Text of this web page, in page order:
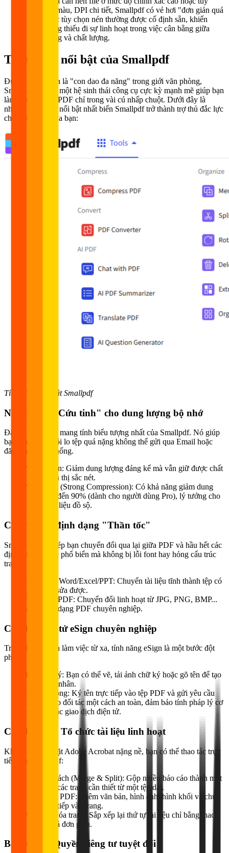
chỉnh dải màu, DPI chi tiết, Smallpdf có vẻ hơi "đơn giản quá
mức". Các tùy chọn nén thường được cố định sẵn, khiến
người dùng thiếu đi sự linh hoạt trong việc cân bằng giữa
dung lượng và chất lượng.
Tính năng nổi bật của Smallpdf
Được mệnh danh là "con dao đa năng" trong giới văn phòng,
Smallpdf sở hữu một hệ sinh thái công cụ cực kỳ mạnh mẽ giúp bạn
làm chủ mọi tệp PDF chỉ trong vài cú nhấp chuột. Dưới đây là
những tính năng nổi bật nhất biến Smallpdf trở thành trợ thủ đắc lực
cho công việc của bạn:
Tính năng nổi bật Smallpdf
Nén PDF – "Cứu tinh" cho dung lượng bộ nhớ
Đây là tính năng mang tính biểu tượng nhất của Smallpdf. Nó giúp
bạn giải quyết nỗi lo tệp quá nặng không thể gửi qua Email hoặc
đăng tải lên hệ thống.
Nén cơ bản: Giảm dung lượng đáng kể mà vẫn giữ được chất
lượng hiển thị sắc nét.
Nén mạnh (Strong Compression): Có khả năng giảm dung
lượng lên đến 90% (dành cho người dùng Pro), lý tưởng cho
các tệp tài liệu đồ sộ.
Chuyển đổi định dạng "Thần tốc"
Smallpdf cho phép bạn chuyển đổi qua lại giữa PDF và hầu hết các
định dạng Office phổ biến mà không bị lỗi font hay hỏng cấu trúc
trang:
PDF sang Word/Excel/PPT: Chuyển tài liệu tĩnh thành tệp có
thể chỉnh sửa được.
Ảnh sang PDF: Chuyển đổi linh hoạt từ JPG, PNG, BMP...
sang định dạng PDF chuyên nghiệp.
Chữ ký điện tử eSign chuyên nghiệp
Trong kỷ nguyên làm việc từ xa, tính năng eSign là một bước đột
phá:
Tạo chữ ký: Bạn có thể vẽ, tải ảnh chữ ký hoặc gõ tên để tạo
chữ ký cá nhân.
Ký hợp đồng: Ký tên trực tiếp vào tệp PDF và gửi yêu cầu
chữ ký cho đối tác một cách an toàn, đảm bảo tính pháp lý cơ
bản cho các giao dịch điện tử.
Chỉnh sửa & Tổ chức tài liệu linh hoạt
Không cần cài đặt Adobe Acrobat nặng nề, bạn có thể thao tác trực
tiếp trên Smallpdf:
Ghép & Tách (Merge & Split): Gộp nhiều báo cáo thành một
hoặc tách các trang cần thiết từ một tệp dài.
Chỉnh sửa PDF: Thêm văn bản, hình ảnh, hình khối và chú
thích trực tiếp vào trang.
Xoay & Xóa trang: Sắp xếp lại thứ tự tài liệu chỉ bằng thao
tác kéo-thả đơn giản.
Bảo mật & Quyền riêng tư tuyệt đối